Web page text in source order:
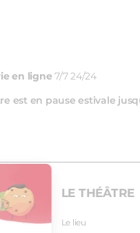
LE THÉÂTRE
Le lieu
en ligne 7/7 24/24
est en pause estivale
de